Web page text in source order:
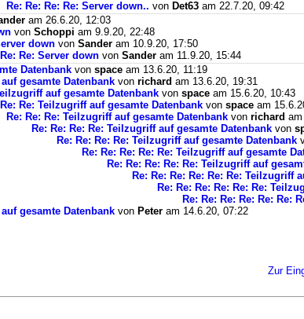
Re: Re: Re: Re: Server down.. von Det63 am 22.7.20, 09:42
am 26.6.20, 12:03
von Schoppi am 9.9.20, 22:48
down von Sander am 10.9.20, 17:50
Re: Server down von Sander am 11.9.20, 15:44
Datenbank von space am 13.6.20, 11:19
gesamte Datenbank von richard am 13.6.20, 19:31
auf gesamte Datenbank von space am 15.6.20, 10:43
Re: Re: Teilzugriff auf gesamte Datenbank von space am
Re: Re: Re: Teilzugriff auf gesamte Datenbank von richard
Re: Re: Re: Re: Teilzugriff auf gesamte Datenbank von
Re: Re: Re: Re: Teilzugriff auf gesamte Datenbank
Re: Re: Re: Re: Re: Teilzugriff auf gesamte
Re: Re: Re: Re: Re: Teilzugriff auf
Re: Re: Re: Re: Re: Re: Teilzugriff
Re: Re: Re: Re: Re: Re:
Re: Re: Re: Re: Re: Re:
gesamte Datenbank von Peter am 14.6.20, 07:22
Zur